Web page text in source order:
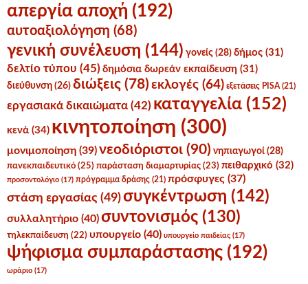
απεργία αποχή (192)
αυτοαξιολόγηση (68)
γενική συνέλευση (144) γονείς (28) δήμος (31)
δελτίο τύπου (45) δημόσια δωρεάν εκπαίδευση (31)
διεύθυνση (26) διώξεις (78) εκλογές (64) εξετάσεις PISA (21)
εργασιακά δικαιώματα(42) καταγγελία (152)
κενά (34) κινητοποίηση (300)
μονιμοποίηση (39)νεοδιόριστοι (90) νηπιαγωγοί (28)
πανεκπαιδευτικό (25) παράσταση διαμαρτυρίας (23) πειθαρχικό (32)
προσοντολόγιο (17) πρόγραμμα δράσης (21) πρόσφυγες (37)
στάση εργασίας (49)συγκέντρωση (142)
συλλαλητήριο (40)συντονισμός (130)
τηλεκπαίδευση (22) υπουργείο (40) υπουργείο παιδείας (17)
ψήφισμα συμπαράστασης (192)
ωράριο (17)